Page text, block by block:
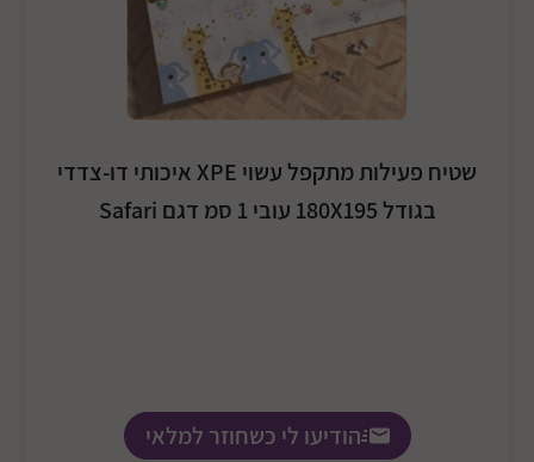
שטיח פעילות מתקפל עשוי XPE איכותי דו-צדדי
בגודל 180X195 עובי 1 סמ דגם Safari
הודיעו לי כשחוזר למלאי